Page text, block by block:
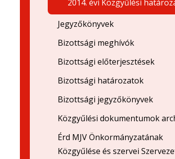
2014. évi Közgyűlési
Jegyzőkönyvek
Bizottsági meghívók
Bizottsági előterjesztések
Bizottsági határozatok
Bizottsági jegyzőkönyvek
Közgyűlési dokumentumok
Érd MJV Önkormányzatának
Közgyűlése és szervei